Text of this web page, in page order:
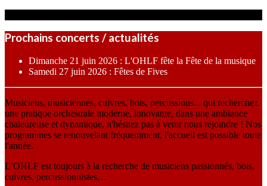
Prochains concerts / actualités
Dimanche 21 juin 2026 : L'OHLF fête la Fête de la musique
Samedi 27 juin 2026 : Fêtes de Fives
Musiciens, musiciennes, cuivres, bois, percussions... qui recherchez
une pratique orchestrale moderne, innovante, dans une ambiance
chaleureuse et dynamique, n'hésitez pas à venir nous rejoindre ! Nos
programmes se renouvelant fréquemment, l'accueil est possible toute
l'année.
L’OHLF est toujours à la recherche de musiciens passionnés, bois,
cuivres, percussionnistes…